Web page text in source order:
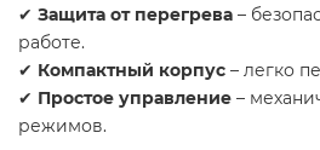
✔ Защита от перегрева –
работе.
✔ Компактный корпус – легко
✔ Простое управление –
режимов.